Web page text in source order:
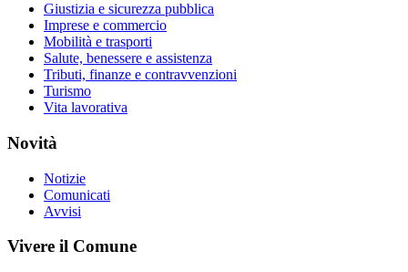
Giustizia e sicurezza pubblica
Imprese e commercio
Mobilità e trasporti
Salute, benessere e assistenza
Tributi, finanze e contravvenzioni
Turismo
Vita lavorativa
Novità
Notizie
Comunicati
Avvisi
Vivere il Comune